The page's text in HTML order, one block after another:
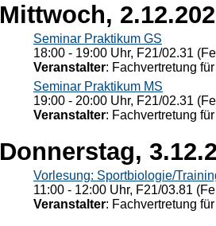
Mittwoch,
Seminar Praktikum GS
18:00 - 19:00 Uhr, F21/02.31
Veranstalter: Fachvertretung
Seminar Praktikum MS
19:00 - 20:00 Uhr, F21/02.31
Veranstalter: Fachvertretung
Donnerstag,
Vorlesung: Sportbiologie/
11:00 - 12:00 Uhr, F21/03.81
Veranstalter: Fachvertretung